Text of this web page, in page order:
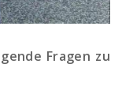
Fragen zu